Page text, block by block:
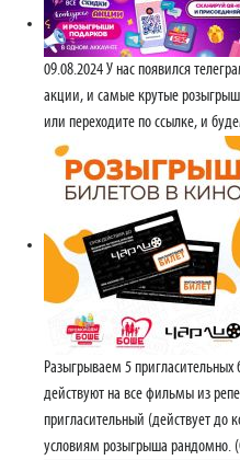
09.08.2024У нас появился
акции, и самые крутые
или переходите по ссылке, и
Разыгрываем 5 пригласительных
действуют на все фильмы из
пригласительный (действует до
условиям розыгрыша рандомно.